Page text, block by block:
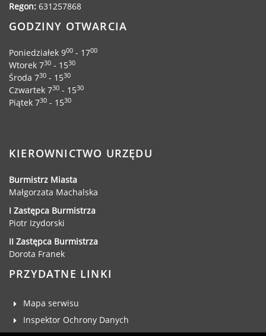
KONTAKT
Dane adresowe, wydziały i sprawy
Regon: 631257868
GODZINY OTWARCIA
Poniedziałek 900 - 1700
Wtorek 730 - 1530
Środa 730 - 1530
Czwartek 730 - 1530
Piątek 730 - 1530
KIEROWNICTWO URZĘDU
Burmistrz Miasta
Małgorzata Machalska
I Zastępca Burmistrza
Piotr Izydorski
II Zastępca Burmistrza
Dorota Franek
PRZYDATNE LINKI
Mapa serwisu
Inspektor Ochrony Danych